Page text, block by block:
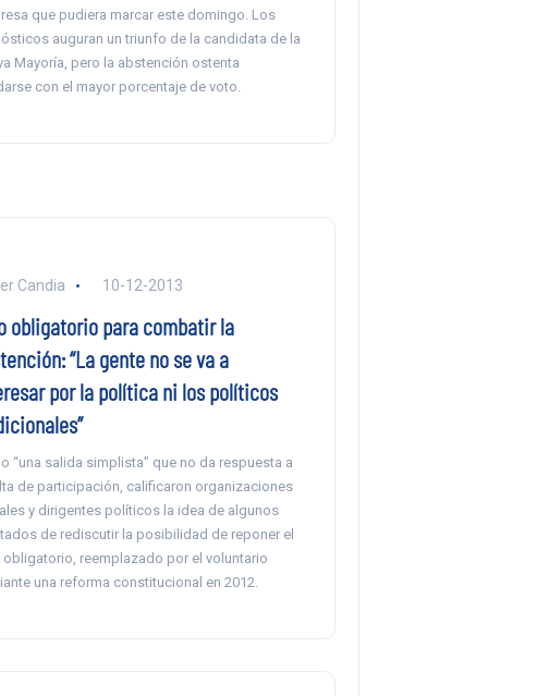
que pudiera marcar este domingo. Los
auguran un triunfo de la candidata de la
Mayoría, pero la abstención ostenta
con el mayor porcentaje de voto.
Candia 10-12-2013
obligatorio para combatir la
“La gente no se va a
por la política ni los políticos
“una salida simplista” que no da respuesta a
de participación, calificaron organizaciones
y dirigentes políticos la idea de algunos
de rediscutir la posibilidad de reponer el
reemplazado por el voluntario
una reforma constitucional en 2012.